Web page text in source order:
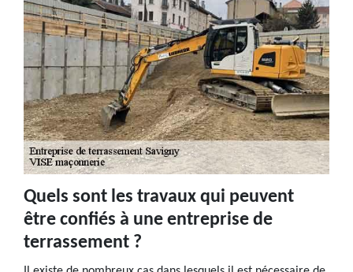
Quels sont les travaux qui peuvent
être confiés à une entreprise de
terrassement ?